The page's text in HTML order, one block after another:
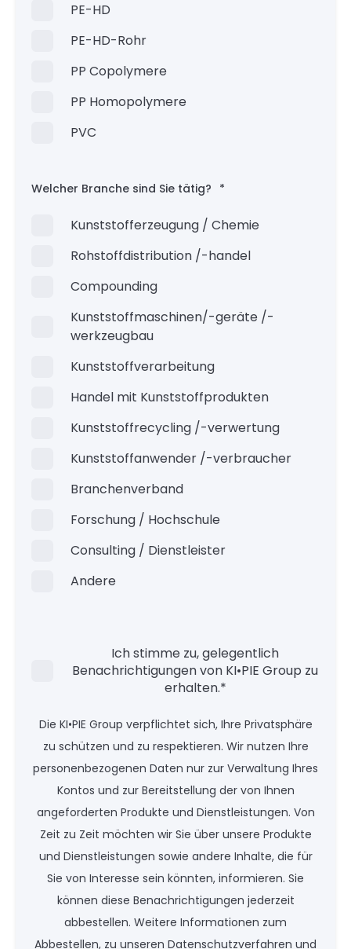
PE-HD
PE-HD-Rohr
PP Copolymere
PP Homopolymere
PVC
Welcher Branche sind Sie tätig? *
Kunststofferzeugung / Chemie
Rohstoffdistribution /-handel
Compounding
Kunststoffmaschinen/-geräte /-
werkzeugbau
Kunststoffverarbeitung
Handel mit Kunststoffprodukten
Kunststoffrecycling /-verwertung
Kunststoffanwender /-verbraucher
Branchenverband
Forschung / Hochschule
Consulting / Dienstleister
Andere
Ich stimme zu, gelegentlich
Benachrichtigungen von KI•PIE Group zu
erhalten.*
Die KI•PIE Group verpflichtet sich, Ihre Privatsphäre
zu schützen und zu respektieren. Wir nutzen Ihre
personenbezogenen Daten nur zur Verwaltung Ihres
Kontos und zur Bereitstellung der von Ihnen
angeforderten Produkte und Dienstleistungen. Von
Zeit zu Zeit möchten wir Sie über unsere Produkte
und Dienstleistungen sowie andere Inhalte, die für
Sie von Interesse sein könnten, informieren. Sie
können diese Benachrichtigungen jederzeit
abbestellen. Weitere Informationen zum
Abbestellen, zu unseren Datenschutzverfahren und